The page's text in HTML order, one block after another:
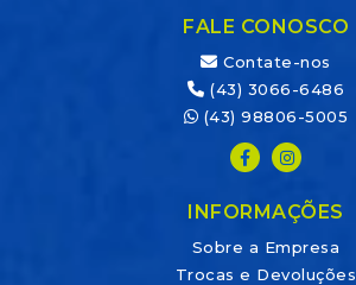
FALE CONOSCO
Contate-nos
(43) 3066-6486
(43) 98806-5005
INFORMAÇÕES
Sobre a Empresa
Trocas e Devoluções